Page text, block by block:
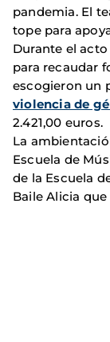
pandemia. El
tope para
Durante el
para recaudar
escogieron un
violencia de
2.421,00 euros.
La
Escuela de
de la Escuela
Baile Alicia